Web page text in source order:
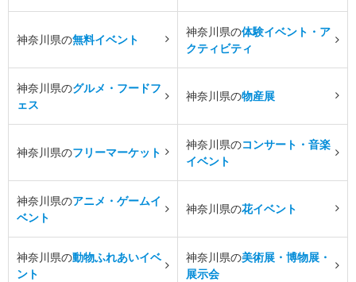
神奈川県の無料イベント
神奈川県の体験イベント・ア
クティビティ
神奈川県のグルメ・フードフ
ェス
神奈川県の物産展
神奈川県のフリーマーケット
神奈川県のコンサート・音楽
イベント
神奈川県のアニメ・ゲームイ
ベント
神奈川県の花イベント
神奈川県の動物ふれあいイベ
ント
神奈川県の美術展・博物展・
展示会